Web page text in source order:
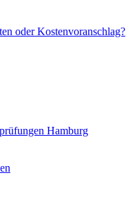
oder Kostenvoranschlag?
Hamburg